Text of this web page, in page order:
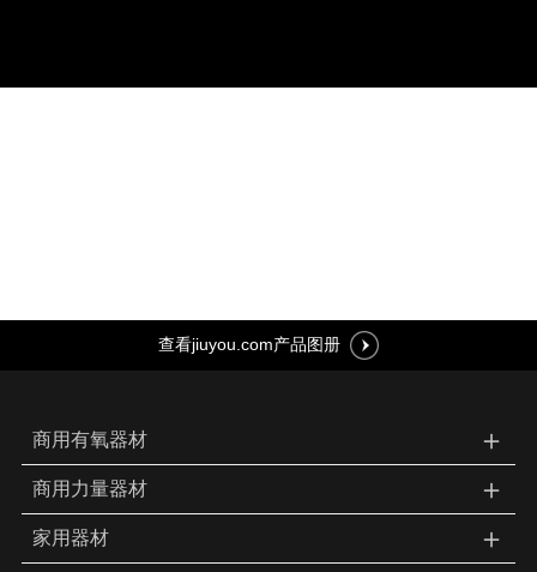
查看jiuyou.com产品图册
商用有氧器材 ＋
商用力量器材 ＋
家用器材
＋